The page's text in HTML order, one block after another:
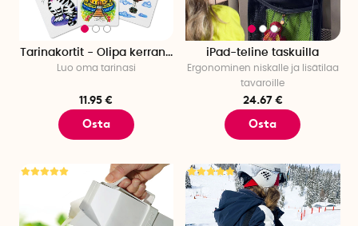
Tarinakortit - Olipa kerran...
Luo oma tarinasi
11.95 €
Osta
iPad-teline taskuilla
Ergonominen niskalle ja lisätilaa
tavaroille
24.67 €
Osta